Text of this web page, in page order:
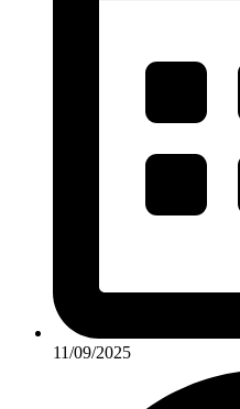
11/09/2025